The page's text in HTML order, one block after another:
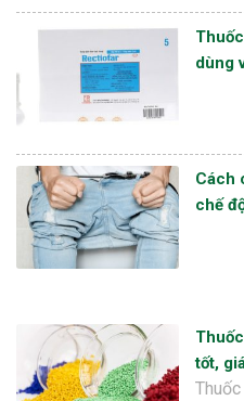
dùng
Cách
chế
tốt,